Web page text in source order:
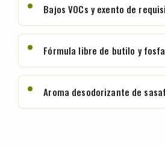
Bajos VOCs y exento de
Fórmula libre de butilo y
Aroma desodorizante de